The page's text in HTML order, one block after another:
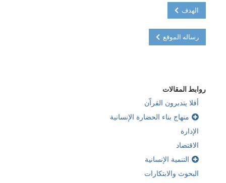
الهدف
رساله الموقع
روابط المقالات
أفلا يتدبرون القراّن
منهاج بناء الحضارة الإنسانية
الإدارة
الاقتصاد
التنمية الإنسانية
البحوث والابتكارات